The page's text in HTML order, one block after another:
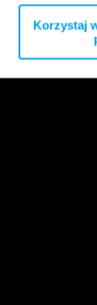
Korzystaj